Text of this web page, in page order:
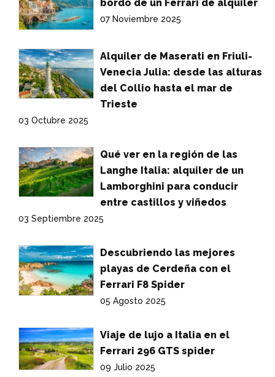
bordo de un Ferrari de alquiler
07 Noviembre 2025
Alquiler de Maserati en Friuli-
Venecia Julia: desde las alturas
del Collio hasta el mar de
Trieste
03 Octubre 2025
Qué ver en la región de las
Langhe Italia: alquiler de un
Lamborghini para conducir
entre castillos y viñedos
03 Septiembre 2025
Descubriendo las mejores
playas de Cerdeña con el
Ferrari F8 Spider
05 Agosto 2025
Viaje de lujo a Italia en el
Ferrari 296 GTS spider
09 Julio 2025